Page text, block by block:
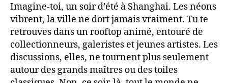
Imagine-toi, un soir d’été à Shanghai. Les néons
vibrent, la ville ne dort jamais vraiment. Tu te
retrouves dans un rooftop animé, entouré de
collectionneurs, galeristes et jeunes artistes. Les
discussions, elles, ne tournent plus seulement
autour des grands maîtres ou des toiles